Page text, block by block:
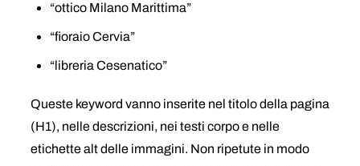
“ottico Milano Marittima”
“fioraio Cervia”
“libreria Cesenatico”
Queste keyword vanno inserite nel titolo della pagina
(H1), nelle descrizioni, nei testi corpo e nelle
etichette alt delle immagini. Non ripetute in modo